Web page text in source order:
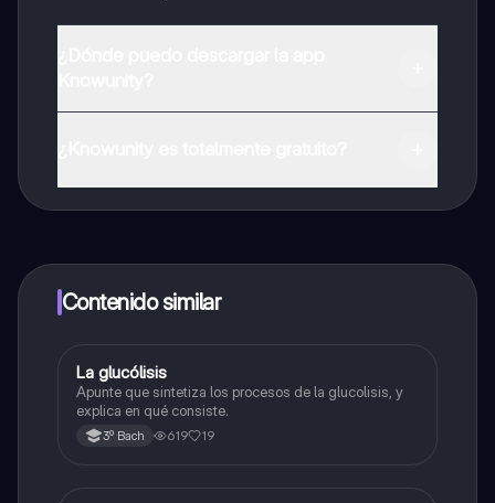
a determinadas funciones.
Contenido similar
Biología
La glucólisis
Apunte que sintetiza los procesos de la glucolisis, y
explica en qué consiste.
3º Bach 619 19